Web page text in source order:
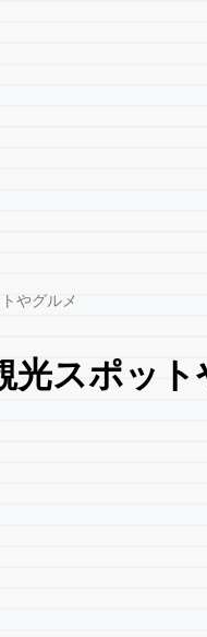
やグルメ
光スポット